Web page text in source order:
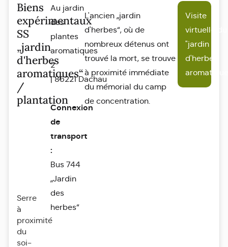
Serre
à
proximité
du
soi-
Biens
expérimentaux
SS
„jardin
d'herbes
aromatiques“
/
plantation
Au jardin
des
plantes
aromatiques
2
|85221 Dachau
Connexion
de
transport
:
Bus 744
„Jardin
des
herbes“
L'ancien „jardin
d'herbes“, où de
nombreux détenus ont
trouvé la mort, se trouve
à proximité immédiate
du mémorial du camp
de concentration.
Visite
virtuelle du
"jardin
d'herbes